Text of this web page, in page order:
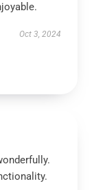
Oct 3, 2024